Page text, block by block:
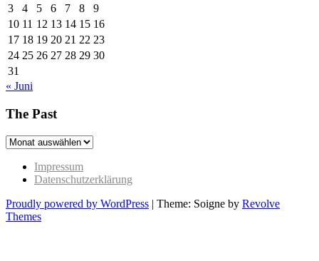
3
4 5 6 7 8
9
10 11 12 13 14 15 16
17 18 19 20 21 22 23
24 25 26 27 28 29 30
31
« Juni
The Past
The
Impressum
Datenschutzerklärung
Proudly powered by WordPress | Theme: Soigne by Revolve
Themes